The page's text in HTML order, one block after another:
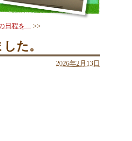
日程を... >>
た。
2026年2月13日